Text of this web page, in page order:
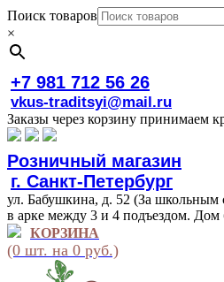
Поиск товаров
×
+7 981 712 56 26
vkus-traditsyi@mail.ru
Заказы через корзину принимаем
Розничный магазин
г. Санкт-Петербург
ул. Бабушкина, д. 52 (За школьным
в арке между 3 и 4 подъездом.
КОРЗИНА
(0 шт. на 0 руб.)